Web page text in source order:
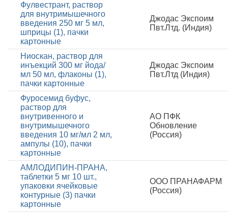
Фулвестрант, раствор
для внутримышечного
введения 250 мг 5 мл,
шприцы (1), пачки
картонные
Джодас Экспоим
Пвт.Лтд. (Индия)
Ниоскан, раствор для
инъекций 300 мг йода/
мл 50 мл, флаконы (1),
пачки картонные
Джодас Экспоим
Пвт.Лтд (Индия)
Фуросемид буфус,
раствор для
внутривенного и
внутримышечного
введения 10 мг/мл 2 мл,
ампулы (10), пачки
картонные
АО ПФК
Обновление
(Россия)
АМЛОДИПИН-ПРАНА,
таблетки 5 мг 10 шт.,
упаковки ячейковые
контурные (3) пачки
картонные
ООО ПРАНАФАРМ
(Россия)